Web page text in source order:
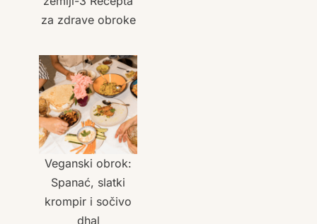
za zdrave obroke
Veganski obrok:
Spanać, slatki
krompir i sočivo
dhal